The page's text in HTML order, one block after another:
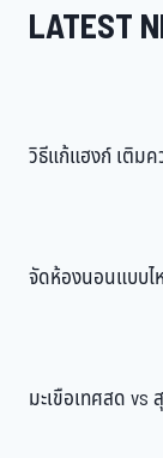
LATEST
วิธีแก้แฮงก์ เติม
จัดห้องนอนแบบไ
มะเขือเทศสด vs